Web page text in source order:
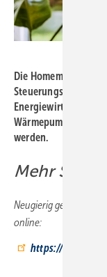
Die Homematic IP
Steuerungseinheit
Wärmepumpen,
werden.
Mehr
Neugierig geworden?
online:
https://bit.ly/